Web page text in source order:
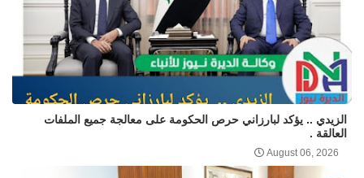
الزيدي .. يؤكد لبارزاني حرص الحكومة على معالجة جميع الملفات
العالقة .
August 06, 2026